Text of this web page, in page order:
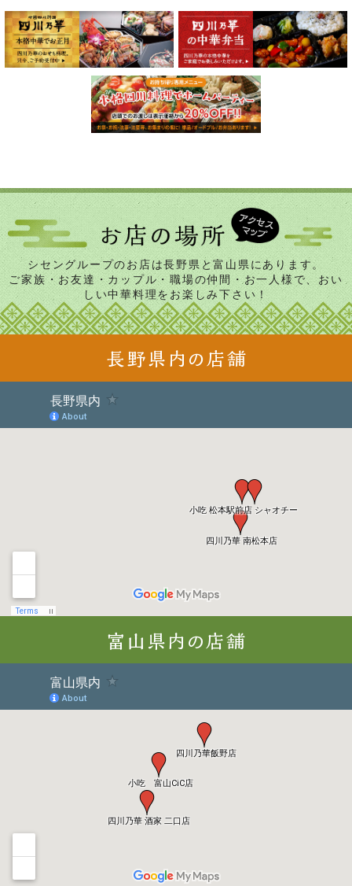
シセングループのお店は長野県と富山県にあります。
ご家族・お友達・カップル・職場の仲間・お一人様で、おい
しい中華料理をお楽しみ下さい！